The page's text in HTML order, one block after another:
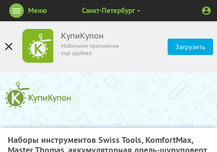
КупиКупон
Мобильное приложение
ещё удобнее
Загрузить
Меню Санкт-Петербург
Наборы инструментов Swiss Tools, KomfortMax,